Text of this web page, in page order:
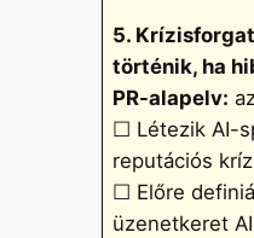
5.
történik, ha
PR-alapelv:
☐ Létezik AI-
reputációs
☐ Előre
üzenetkeret